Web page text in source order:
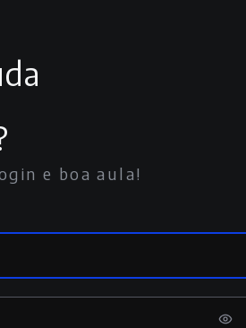
e boa aula!